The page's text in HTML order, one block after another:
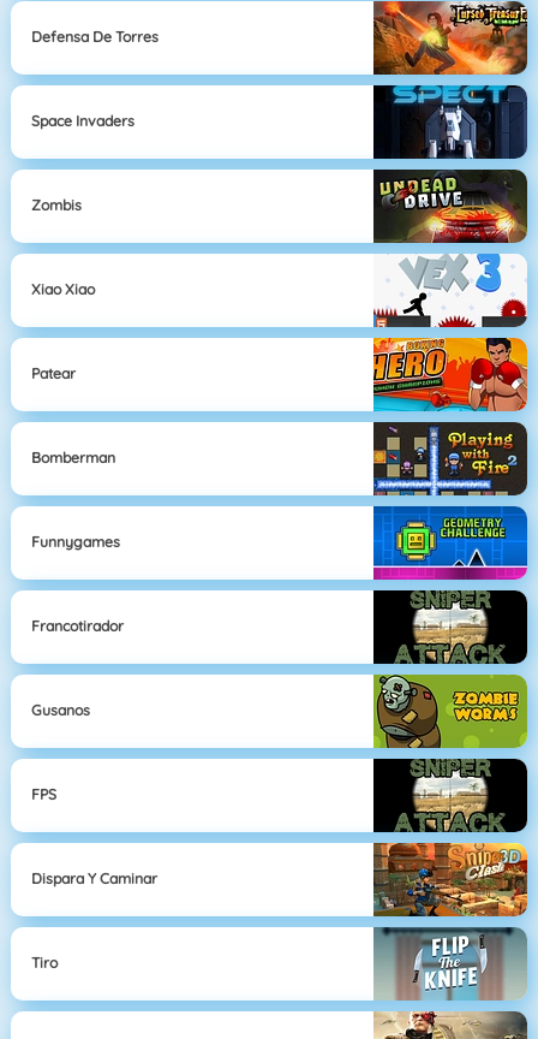
Defensa De Torres
Space Invaders
Zombis
Xiao Xiao
Patear
Bomberman
Funnygames
Francotirador
Gusanos
FPS
Dispara Y Caminar
Tiro